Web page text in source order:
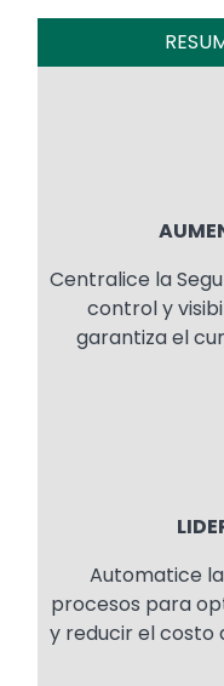
Centralice la
control y
garantiza el
Automatice
procesos para
y reducir el costo